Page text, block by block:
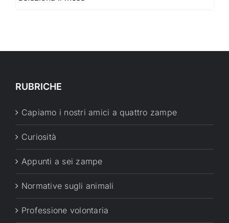
RUBRICHE
Capiamo i nostri amici a quattro zampe
Curiosità
Appunti a sei zampe
Normative sugli animali
Professione volontaria